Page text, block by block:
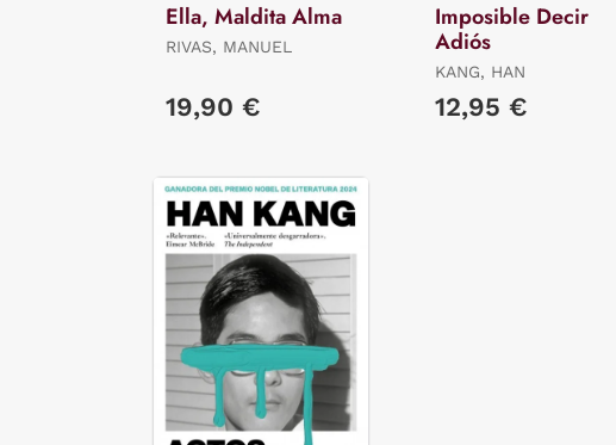
Ella, Maldita Alma
RIVAS, MANUEL
19,90 €
Imposible Decir
Adiós
KANG, HAN
12,95 €